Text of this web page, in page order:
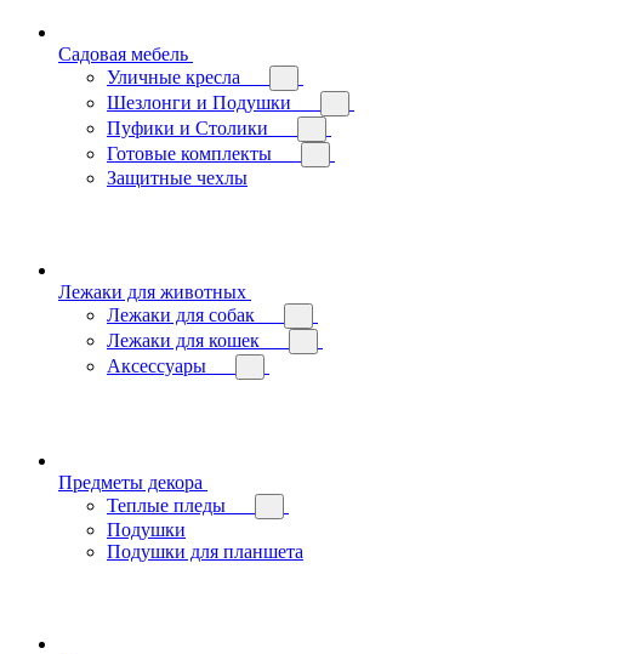
Садовая мебель
Уличные кресла
Шезлонги и Подушки
Пуфики и Столики
Готовые комплекты
Защитные чехлы
Лежаки для животных
Лежаки для собак
Лежаки для кошек
Аксессуары
Предметы декора
Теплые пледы
Подушки
Подушки для планшета